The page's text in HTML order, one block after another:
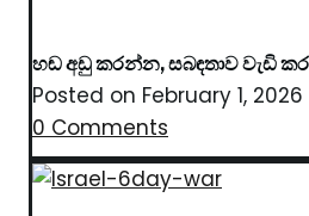
හඬ අඩු කරන්න, සබඳතාව වැඩි
Posted on February 1, 2026
0 Comments